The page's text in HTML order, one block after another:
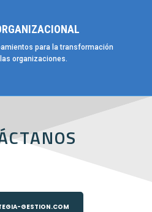
para la transformación
organizaciones.
GESTION.COM